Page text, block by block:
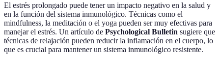
El estrés prolongado puede tener un impacto negativo en la salud y
en la función del sistema inmunológico. Técnicas como el
mindfulness, la meditación o el yoga pueden ser muy efectivas para
manejar el estrés. Un artículo de Psychological Bulletin sugiere que
técnicas de relajación pueden reducir la inflamación en el cuerpo, lo
que es crucial para mantener un sistema inmunológico resistente.